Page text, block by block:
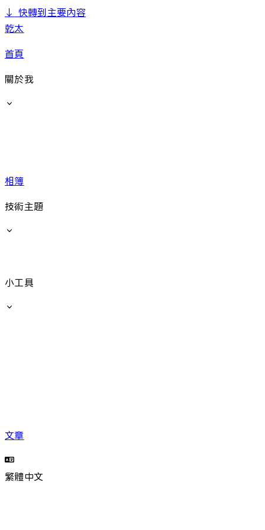
↓快轉到主要內容
乾太
首頁
關於我
相簿
技術主題
小工具
文章
繁體中文